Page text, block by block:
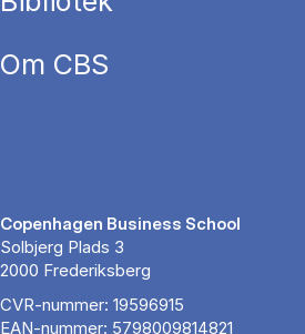
Om CBS
Copenhagen Business School
Solbjerg Plads 3
2000 Frederiksberg
CVR-nummer: 19596915
EAN-nummer: 5798009814821